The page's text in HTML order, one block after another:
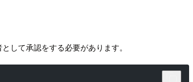
して承認をする必要があります。